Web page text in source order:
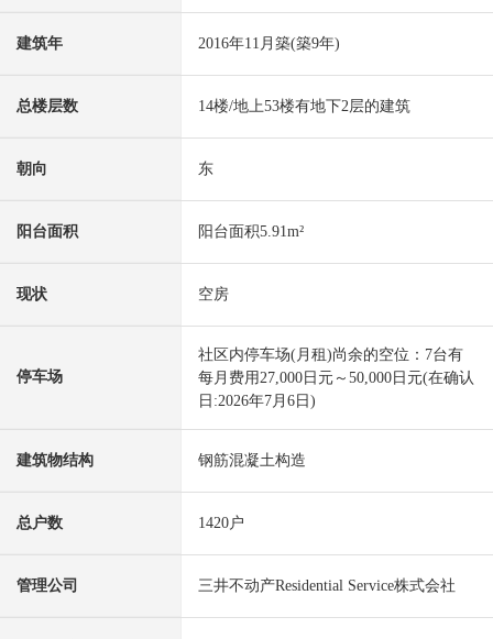
建筑年 2016年11月築(築9年)
总楼层数 14楼/地上53楼有地下2层的建筑
朝向 东
阳台面积 阳台面积5.91m²
现状 空房
停车场
社区内停车场(月租)尚余的空位：7台有
每月费用27,000日元～50,000日元(在确认
日:2026年7月6日)
建筑物结构 钢筋混凝土构造
总户数 1420户
管理公司 三井不动产Residential Service株式会社